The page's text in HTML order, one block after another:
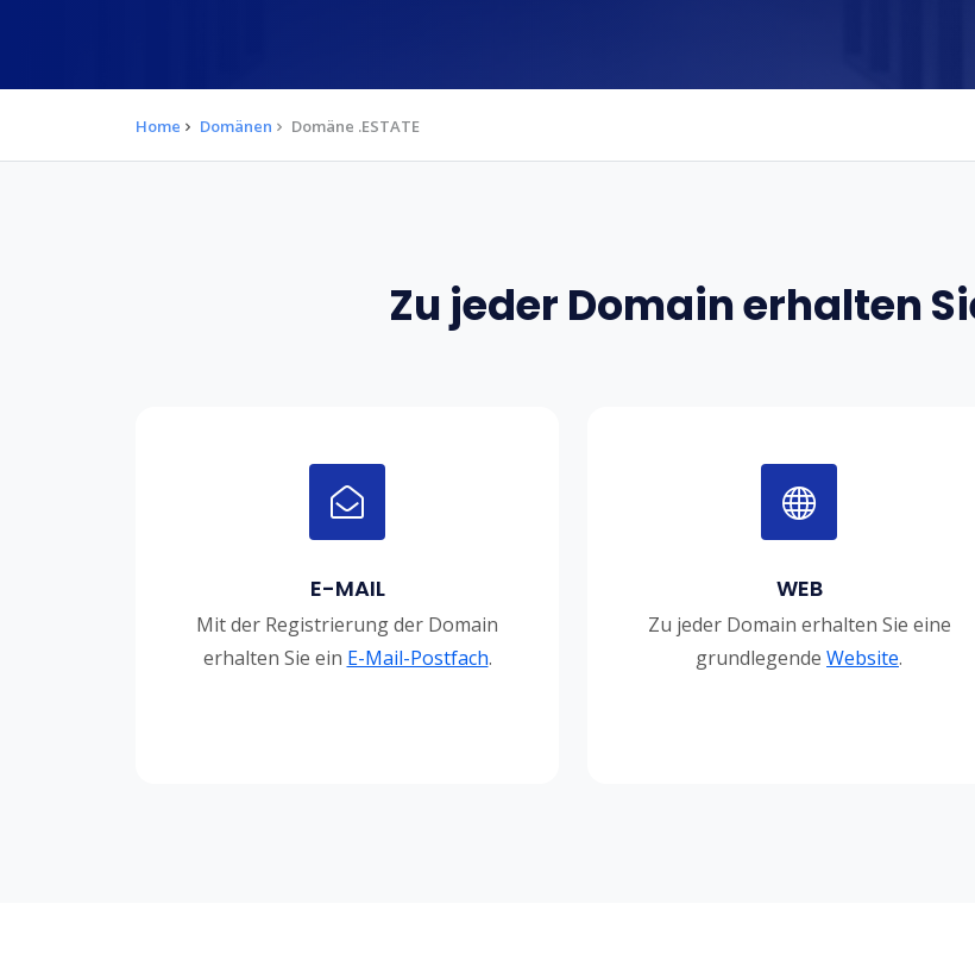
Home Domänen Domäne .ESTATE
Zu jeder Domain erhalten
E-MAIL
Mit der Registrierung der Domain
erhalten Sie ein E-Mail-Postfach.
WEB
Zu jeder Domain erhalten Sie eine
grundlegende Website.